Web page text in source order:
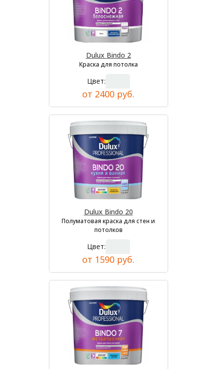
Dulux Bindo 2
Краска для потолка
Цвет:
от 2400 руб.
Dulux Bindo 20
Полуматовая краска для стен и
потолков
Цвет:
от 1590 руб.